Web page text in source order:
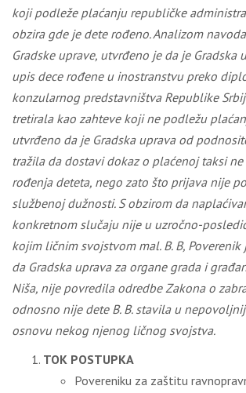
koji podleže plaćanju republičke
obzira gde je dete rođeno. Analizom
Gradske uprave, utvrđeno je da je Gradska
upis dece rođene u inostranstvu preko
konzularnog predstavništva Republike
tretirala kao zahteve koji ne podležu
utvrđeno da je Gradska uprava od
tražila da dostavi dokaz o plaćenoj taksi
rođenja deteta, nego zato što prijava nije
službenoj dužnosti. S obzirom da
konkretnom slučaju nije u uzročno-
kojim ličnim svojstvom mal. B. B, Poverenik
da Gradska uprava za organe grada i
Niša, nije povredila odredbe Zakona o
odnosno nije dete B. B. stavila u
osnovu nekog njenog ličnog svojstva.
TOK POSTUPKA
Povereniku za zaštitu